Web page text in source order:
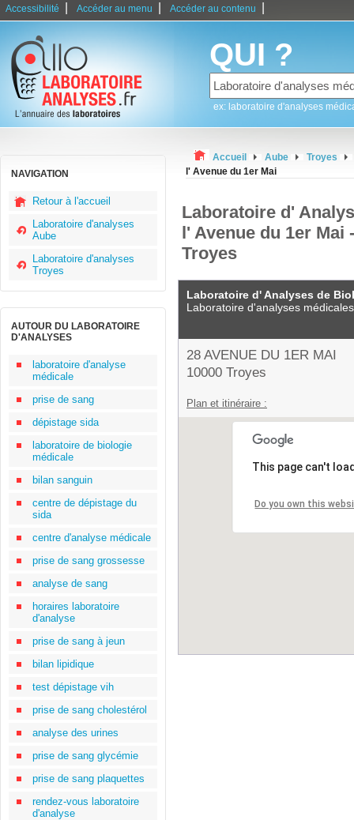
Accessibilité Accéder au menu Accéder au contenu
QUI ?
ex: laboratoire d'analyses
NAVIGATION
Retour à l'accueil
Laboratoire d'analyses
Aube
Laboratoire d'analyses
Troyes
AUTOUR DU LABORATOIRE
D'ANALYSES
laboratoire d'analyse
médicale
prise de sang
dépistage sida
laboratoire de biologie
médicale
bilan sanguin
centre de dépistage du
sida
centre d'analyse médicale
prise de sang grossesse
analyse de sang
horaires laboratoire
d'analyse
prise de sang à jeun
bilan lipidique
test dépistage vih
prise de sang cholestérol
analyse des urines
prise de sang glycémie
prise de sang plaquettes
rendez-vous laboratoire
d'analyse
Accueil Aube
Troyes
l' Avenue du 1er Mai
Laboratoire d'
l' Avenue du 1er
Troyes
Laboratoire d' Analyses de
Laboratoire d'analyses médicales
28 AVENUE DU 1ER MAI
10000 Troyes
Plan et itinéraire :
This page can't
Do you own this